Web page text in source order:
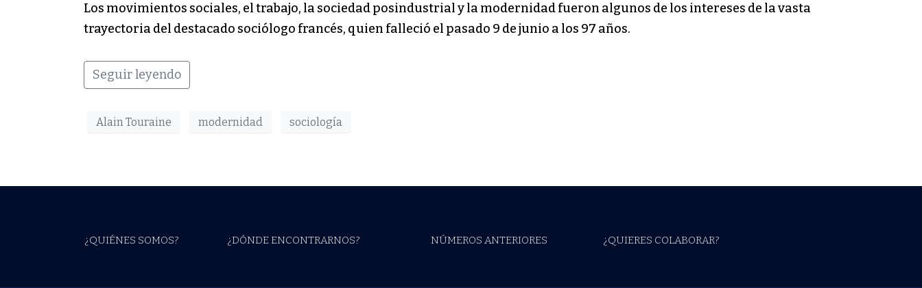
Los movimientos sociales, el trabajo, la sociedad posindustrial y la modernidad fueron algunos de los intereses de la vasta
trayectoria del destacado sociólogo francés, quien falleció el pasado 9 de junio a los 97 años.
Seguir leyendo
Alain Touraine modernidad sociología
¿QUIÉNES SOMOS? ¿DÓNDE ENCONTRARNOS? NÚMEROS ANTERIORES ¿QUIERES COLABORAR?